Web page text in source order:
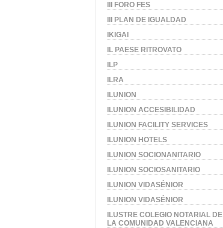
III FORO FES
III PLAN DE IGUALDAD
IKIGAI
IL PAESE RITROVATO
ILP
ILRA
ILUNION
ILUNION ACCESIBILIDAD
ILUNION FACILITY SERVICES
ILUNION HOTELS
ILUNION SOCIONANITARIO
ILUNION SOCIOSANITARIO
ILUNION VIDASÉNIOR
ILUNION VIDASÉNIOR
ILUSTRE COLEGIO NOTARIAL DE
LA COMUNIDAD VALENCIANA